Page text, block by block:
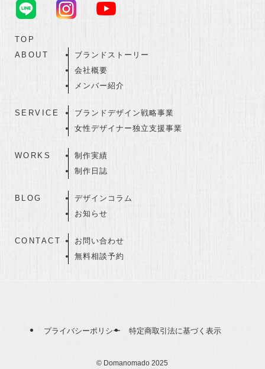
TOP
ABOUT
ブランドストーリー
会社概要
メンバー紹介
SERVICE
ブランドデザイン戦略事業
女性デザイナー独立支援事業
WORKS
制作実績
制作日誌
BLOG
デザインコラム
お知らせ
CONTACT
お問い合わせ
無料相談予約
プライバシーポリシー 特定商取引法に基づく表示
© Domanomado 2025